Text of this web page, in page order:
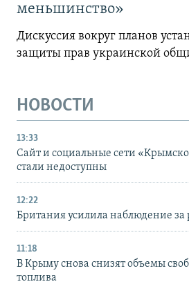
меньшинство»
Дискуссия вокруг планов
защиты прав украинской
НОВОСТИ
13:33
Сайт и социальные сети
стали недоступны
12:22
Британия усилила наблюдение
11:18
В Крыму снова снизят объемы
топлива